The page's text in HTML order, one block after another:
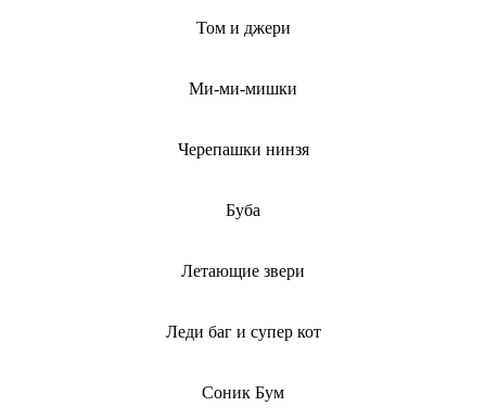
Том и джери
Ми-ми-мишки
Черепашки нинзя
Буба
Летающие звери
Леди баг и супер кот
Соник Бум